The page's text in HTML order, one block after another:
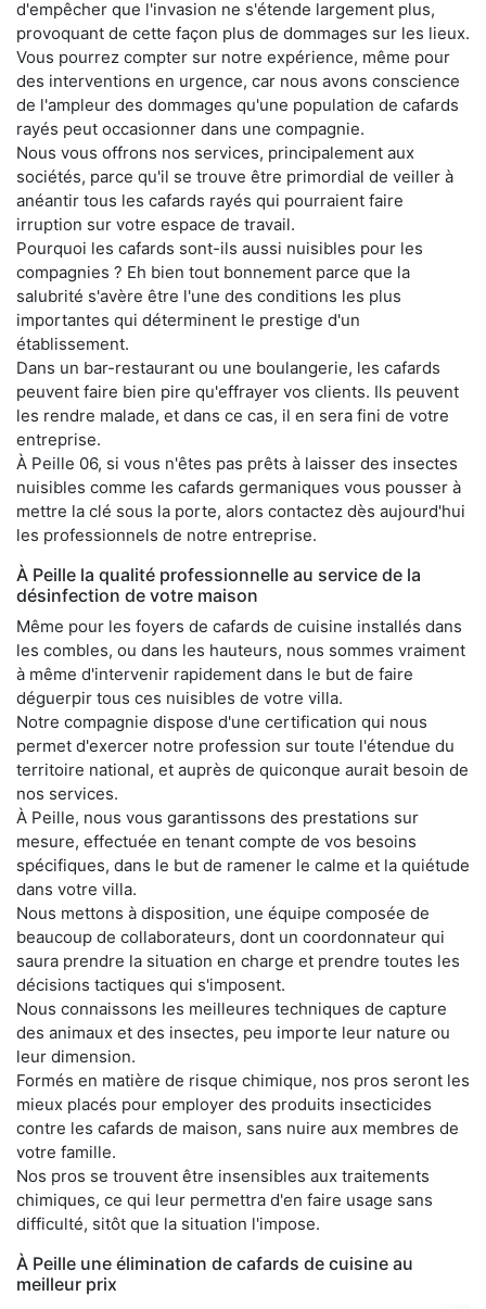
d'empêcher que l'invasion ne s'étende largement plus,
provoquant de cette façon plus de dommages sur les lieux.
Vous pourrez compter sur notre expérience, même pour
des interventions en urgence, car nous avons conscience
de l'ampleur des dommages qu'une population de cafards
rayés peut occasionner dans une compagnie.
Nous vous offrons nos services, principalement aux
sociétés, parce qu'il se trouve être primordial de veiller à
anéantir tous les cafards rayés qui pourraient faire
irruption sur votre espace de travail.
Pourquoi les cafards sont-ils aussi nuisibles pour les
compagnies ? Eh bien tout bonnement parce que la
salubrité s'avère être l'une des conditions les plus
importantes qui déterminent le prestige d'un
établissement.
Dans un bar-restaurant ou une boulangerie, les cafards
peuvent faire bien pire qu'effrayer vos clients. Ils peuvent
les rendre malade, et dans ce cas, il en sera fini de votre
entreprise.
À Peille 06, si vous n'êtes pas prêts à laisser des insectes
nuisibles comme les cafards germaniques vous pousser à
mettre la clé sous la porte, alors contactez dès aujourd'hui
les professionnels de notre entreprise.
À Peille la qualité professionnelle au service de la
désinfection de votre maison
Même pour les foyers de cafards de cuisine installés dans
les combles, ou dans les hauteurs, nous sommes vraiment
à même d'intervenir rapidement dans le but de faire
déguerpir tous ces nuisibles de votre villa.
Notre compagnie dispose d'une certification qui nous
permet d'exercer notre profession sur toute l'étendue du
territoire national, et auprès de quiconque aurait besoin de
nos services.
À Peille, nous vous garantissons des prestations sur
mesure, effectuée en tenant compte de vos besoins
spécifiques, dans le but de ramener le calme et la quiétude
dans votre villa.
Nous mettons à disposition, une équipe composée de
beaucoup de collaborateurs, dont un coordonnateur qui
saura prendre la situation en charge et prendre toutes les
décisions tactiques qui s'imposent.
Nous connaissons les meilleures techniques de capture
des animaux et des insectes, peu importe leur nature ou
leur dimension.
Formés en matière de risque chimique, nos pros seront les
mieux placés pour employer des produits insecticides
contre les cafards de maison, sans nuire aux membres de
votre famille.
Nos pros se trouvent être insensibles aux traitements
chimiques, ce qui leur permettra d'en faire usage sans
difficulté, sitôt que la situation l'impose.
À Peille une élimination de cafards de cuisine au
meilleur prix